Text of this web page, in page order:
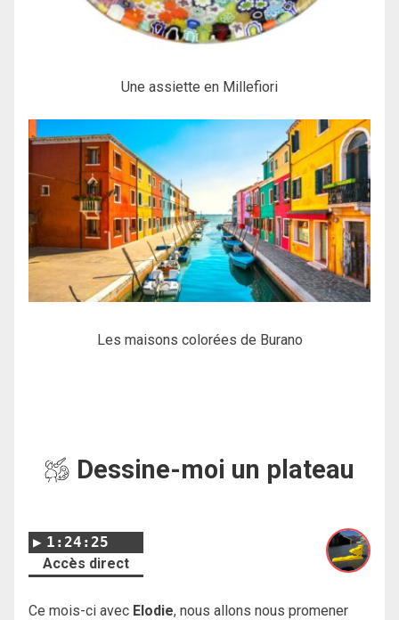
Une assiette en Millefiori
Les maisons colorées de Burano
Dessine-moi un plateau
1:24:25
Accès direct
Ce mois-ci avec Elodie, nous allons nous promener